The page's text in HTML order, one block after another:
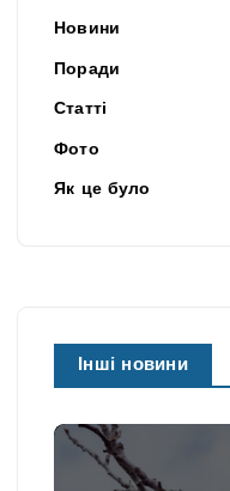
Новини
Поради
Статті
Фото
Як це було
Інші новини